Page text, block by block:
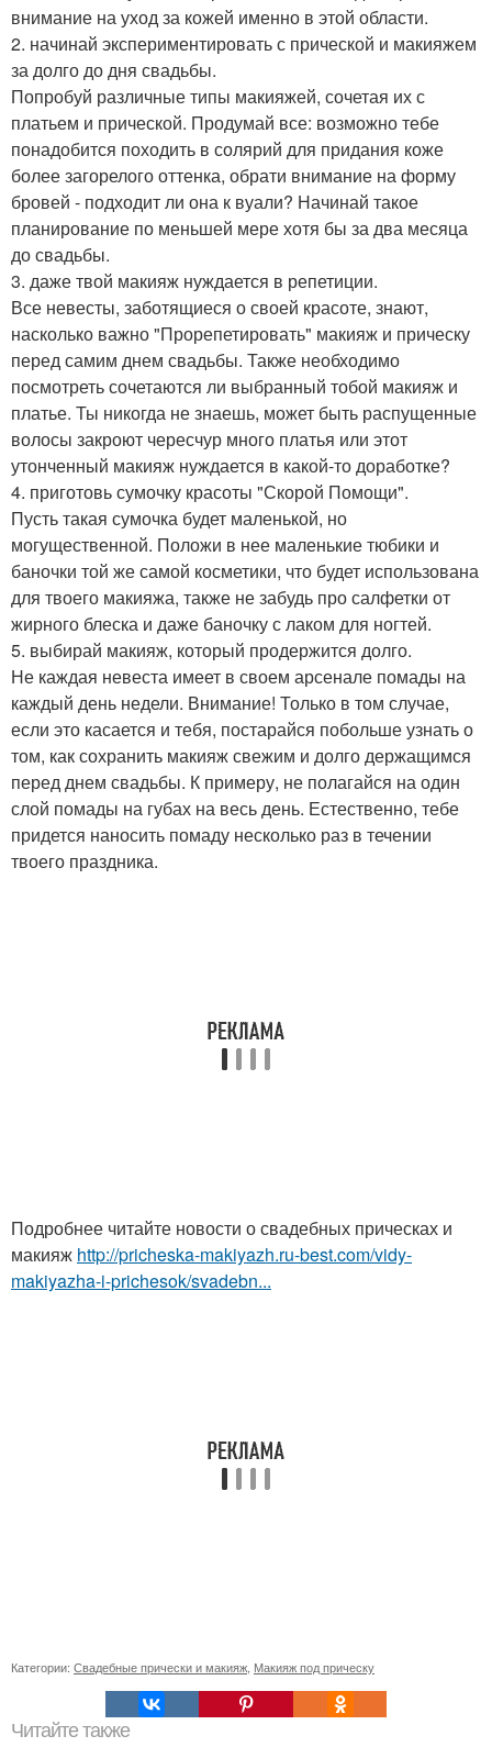
внимание на уход за кожей именно в этой области.
2. начинай экспериментировать с прической и макияжем
за долго до дня свадьбы.
Попробуй различные типы макияжей, сочетая их с
платьем и прической. Продумай все: возможно тебе
понадобится походить в солярий для придания коже
более загорелого оттенка, обрати внимание на форму
бровей - подходит ли она к вуали? Начинай такое
планирование по меньшей мере хотя бы за два месяца
до свадьбы.
3. даже твой макияж нуждается в репетиции.
Все невесты, заботящиеся о своей красоте, знают,
насколько важно "Прорепетировать" макияж и прическу
перед самим днем свадьбы. Также необходимо
посмотреть сочетаются ли выбранный тобой макияж и
платье. Ты никогда не знаешь, может быть распущенные
волосы закроют чересчур много платья или этот
утонченный макияж нуждается в какой-то доработке?
4. приготовь сумочку красоты "Скорой Помощи".
Пусть такая сумочка будет маленькой, но
могущественной. Положи в нее маленькие тюбики и
баночки той же самой косметики, что будет использована
для твоего макияжа, также не забудь про салфетки от
жирного блеска и даже баночку с лаком для ногтей.
5. выбирай макияж, который продержится долго.
Не каждая невеста имеет в своем арсенале помады на
каждый день недели. Внимание! Только в том случае,
если это касается и тебя, постарайся побольше узнать о
том, как сохранить макияж свежим и долго держащимся
перед днем свадьбы. К примеру, не полагайся на один
слой помады на губах на весь день. Естественно, тебе
придется наносить помаду несколько раз в течении
твоего праздника.
Подробнее читайте новости о свадебных прическах и
макияж http://pricheska-makiyazh.ru-best.com/vidy-
makiyazha-i-prichesok/svadebn...
Категории: Свадебные прически и макияж Макияж под прическу
Читайте также